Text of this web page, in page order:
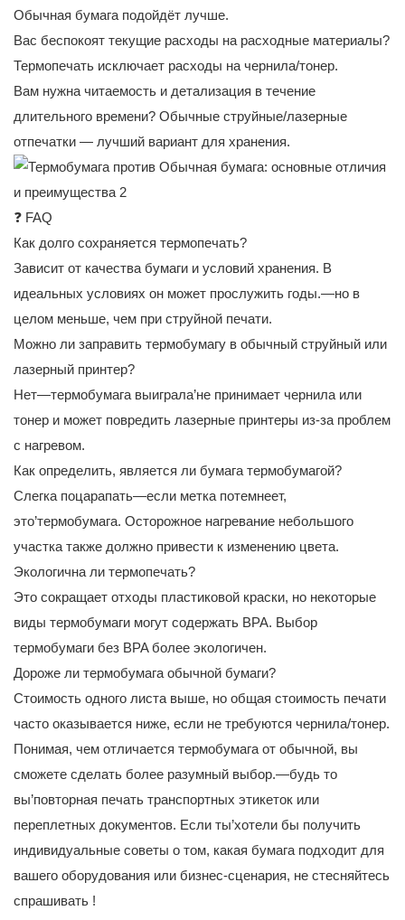
Обычная бумага подойдёт лучше.
Вас беспокоят текущие расходы на расходные материалы?
Термопечать исключает расходы на чернила/тонер.
Вам нужна читаемость и детализация в течение
длительного времени? Обычные струйные/лазерные
отпечатки — лучший вариант для хранения.
❓ FAQ
Как долго сохраняется термопечать?
Зависит от качества бумаги и условий хранения. В
идеальных условиях он может прослужить годы.—но в
целом меньше, чем при струйной печати.
Можно ли заправить термобумагу в обычный струйный или
лазерный принтер?
Нет—термобумага выиграла’не принимает чернила или
тонер и может повредить лазерные принтеры из-за проблем
с нагревом.
Как определить, является ли бумага термобумагой?
Слегка поцарапать—если метка потемнеет,
это’термобумага. Осторожное нагревание небольшого
участка также должно привести к изменению цвета.
Экологична ли термопечать?
Это сокращает отходы пластиковой краски, но некоторые
виды термобумаги могут содержать BPA. Выбор
термобумаги без BPA более экологичен.
Дороже ли термобумага обычной бумаги?
Стоимость одного листа выше, но общая стоимость печати
часто оказывается ниже, если не требуются чернила/тонер.
Понимая, чем отличается термобумага от обычной, вы
сможете сделать более разумный выбор.—будь то
вы’повторная печать транспортных этикеток или
переплетных документов. Если ты’хотели бы получить
индивидуальные советы о том, какая бумага подходит для
вашего оборудования или бизнес-сценария, не стесняйтесь
спрашивать !